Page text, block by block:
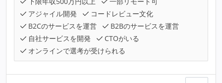
アジャイル開発
コードレビュー文化
B2Cのサービスを運営
B2Bのサービスを運営
自社サービスを開発
CTOがいる
オンラインで選考が受けられる